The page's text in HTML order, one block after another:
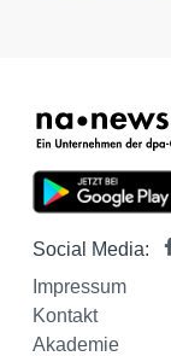
Social Media:
Impressum
Kontakt
Akademie